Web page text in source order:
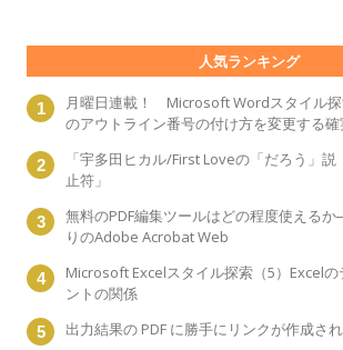
人気ランキング
月曜日連載！ Microsoft Wordスタイル
のアウトライン番号の付け方を変更する
「宇多田ヒカル/First Loveの「だろう」
止符」
無料のPDF編集ツールはどの程度使える
りのAdobe Acrobat Web
Microsoft Excelスタイル探索（5）Excelの
ントの関係
出力結果の PDF に勝手にリンクが作成さ